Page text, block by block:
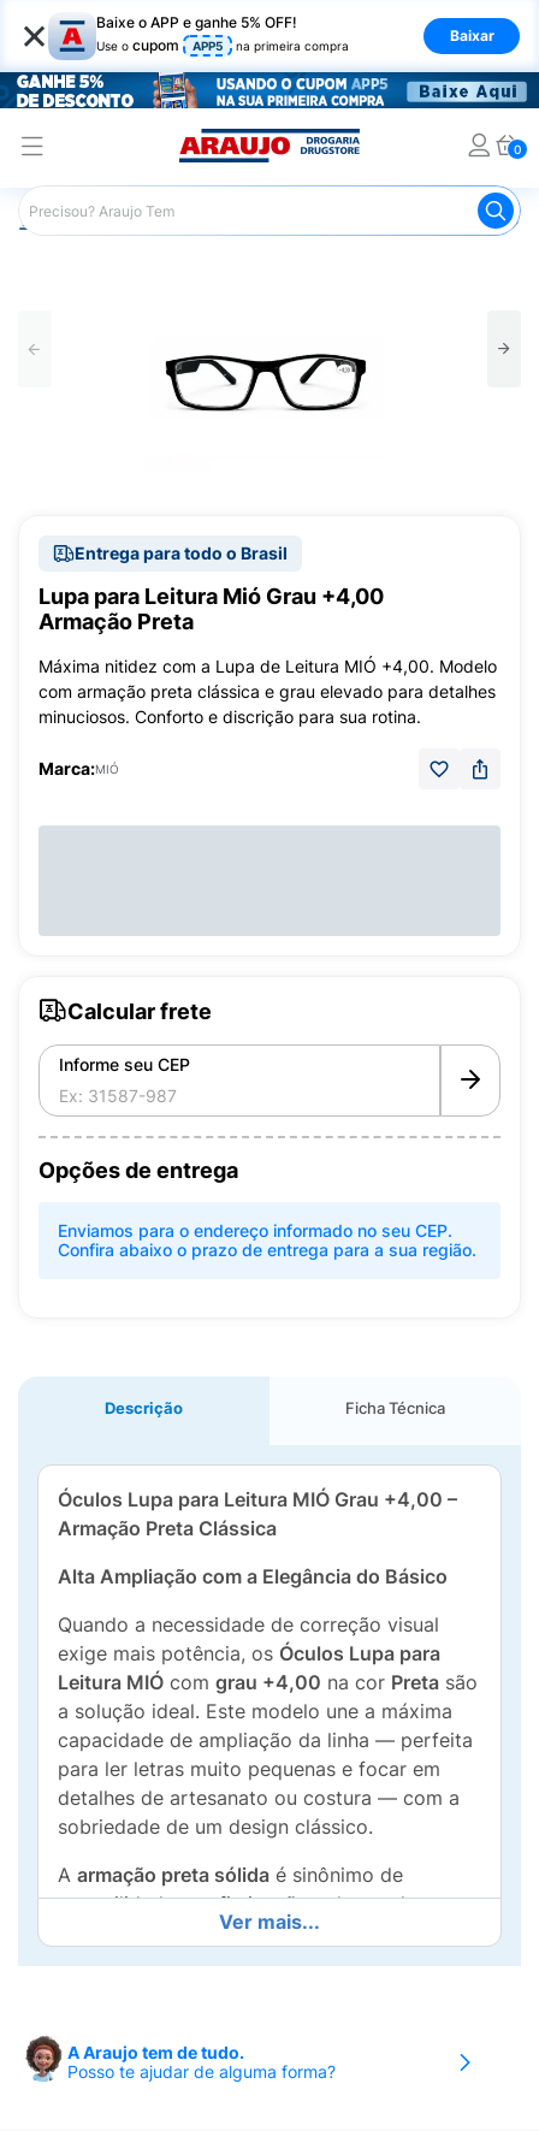
× Baixe o APP e ganhe 5% OFF!
Use o cupom APP5 na primeira compra
Baixar
0
Araujo Mercado Acessórios para Leitura
Entrega para todo o Brasil
Lupa para Leitura Mió Grau +4,00
Armação Preta
Máxima nitidez com a Lupa de Leitura MIÓ +4,00. Modelo
com armação preta clássica e grau elevado para detalhes
minuciosos. Conforto e discrição para sua rotina.
Marca:MIÓ
Calcular frete
Informe seu CEP
Opções de entrega
Enviamos para o endereço informado no seu CEP.
Confira abaixo o prazo de entrega para a sua região.
Descrição Ficha Técnica
Óculos Lupa para Leitura MIÓ Grau +4,00 –
Armação Preta Clássica
Alta Ampliação com a Elegância do Básico
Quando a necessidade de correção visual
exige mais potência, os Óculos Lupa para
Leitura MIÓ com grau +4,00 na cor Preta são
a solução ideal. Este modelo une a máxima
capacidade de ampliação da linha — perfeita
para ler letras muito pequenas e focar em
detalhes de artesanato ou costura — com a
sobriedade de um design clássico.
A armação preta sólida é sinônimo de
versatilidade e sofisticação, adaptando-se
harmoniosamente a qualquer formato de
rosto e estilo pessoal, seja no ambiente de
resistente, garantindo que o uso de um grau
mais alto seja uma experiência confortável e
Ver mais...
A Araujo tem de tudo.
Posso te ajudar de alguma forma?